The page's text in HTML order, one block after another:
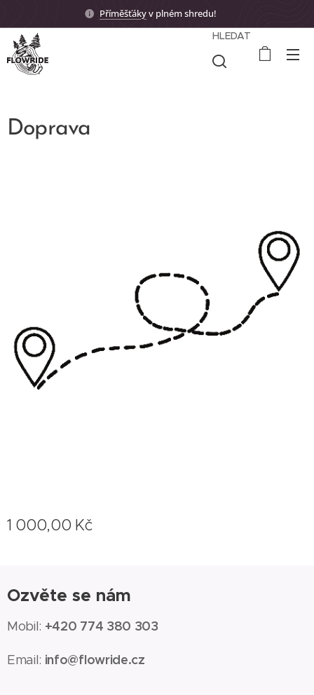
Příměšťákyv plném shredu! 🤟🏼
HLEDAT
Doprava
1 000,00 Kč
Ozvěte se nám
Mobil: +420 774 380 303
Email: info@flowride.cz